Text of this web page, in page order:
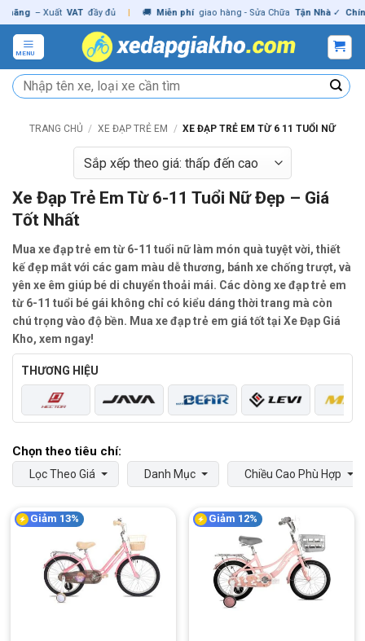
Skip
to
content
– Xuất VAT đầy đủ | 🚚 Miễn phí giao hàng - Sửa Chữa Tận Nhà ✓ Chính hãng
MENU
Tìm
kiếm:
TRANG CHỦ / XE ĐẠP TRẺ EM / XE ĐẠP TRẺ EM TỪ 6 11 TUỔI NỮ
Xe Đạp Trẻ Em Từ 6-11 Tuổi Nữ Đẹp – Giá
Tốt Nhất
Mua xe đạp trẻ em từ 6-11 tuổi nữ làm món quà tuyệt vời, thiết
kế đẹp mắt với các gam màu dễ thương, bánh xe chống trượt, và
yên xe êm giúp bé di chuyển thoải mái. Các dòng xe đạp trẻ em
từ 6-11 tuổi bé gái không chỉ có kiểu dáng thời trang mà còn
chú trọng vào độ bền. Mua xe đạp trẻ em giá tốt tại Xe Đạp Giá
Kho, xem ngay!
THƯƠNG HIỆU
Lọc Theo Giá Danh Mục Chiều Cao Phù Hợp
Giảm 13% Giảm 12%